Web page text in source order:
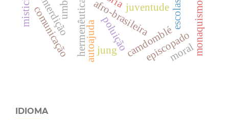
afro-brasileira
camdomblé
juventude
episcopado
poluição
interdição
comunicação autoajudajung
escolas.
moralmonaquismo
IDIOMA